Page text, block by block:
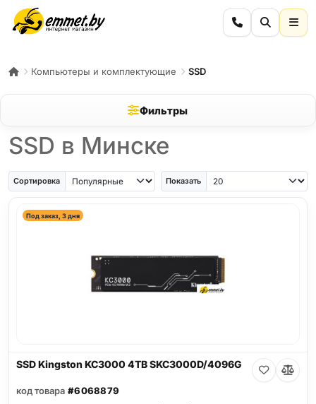
Компьютеры и комплектующие SSD
Фильтры
SSD в Минске
Сортировка Показать
Под заказ, 3 дня
SSD Kingston KC3000 4TB SKC3000D/4096G
код товара #6068879